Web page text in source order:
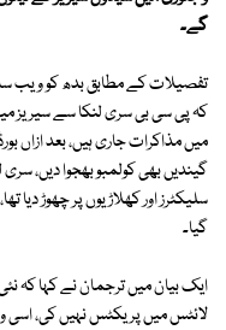
گے۔
تفصیلات کے مطابق بدھ کو ویب
کہ پی سی بی سری لنکا سے سیریز
میں مذاکرات جاری ہیں، بعد ازاں
گیندیں بھی کولمبو بھجوا دیں،
سلیکٹرز اور کھلاڑیوں پر چھوڑ دیا
گیا۔
ایک بیان میں ترجمان نے کہا کہ
لائٹس میں پریکٹس نہیں کی،